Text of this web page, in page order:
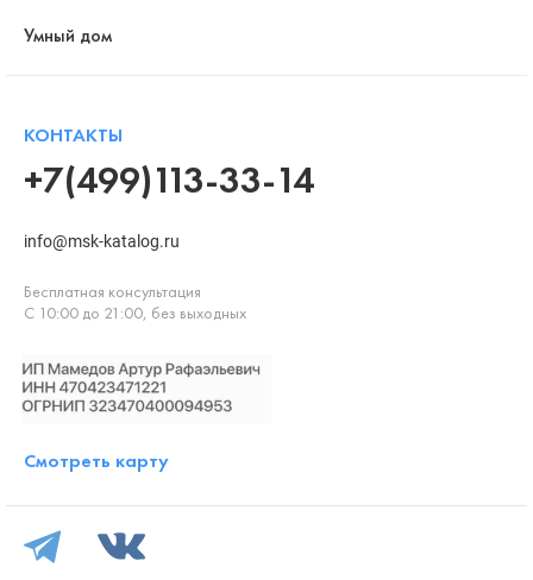
Умный дом
КОНТАКТЫ
+7(499)113-33-14
info@msk-katalog.ru
Бесплатная консультация
С 10:00 до 21:00, без выходных
Смотреть карту